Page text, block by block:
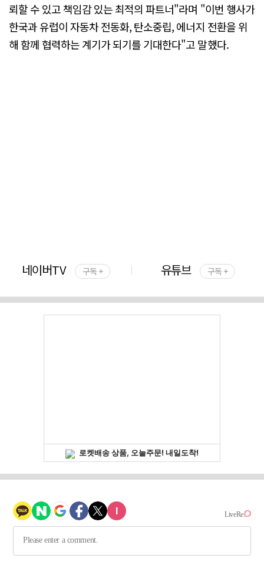
뢰할 수 있고 책임감 있는 최적의 파트너"라며 "이번 행사가
한국과 유럽이 자동차 전동화, 탄소중립, 에너지 전환을 위
해 함께 협력하는 계기가 되기를 기대한다"고 말했다.
네이버TV 구독 + 유튜브 구독 +